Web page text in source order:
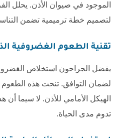
الموجود في صيوان الأذن. يحلل
لتصميم خطة ترميمية تضمن
تقنية الطعوم الغضروفية
يفضل الجراحون استخلاص
لضمان التوافق. تنحت هذه
الهيكل الأمامي للأذن. لا سيما أن
تدوم مدى الحياة.